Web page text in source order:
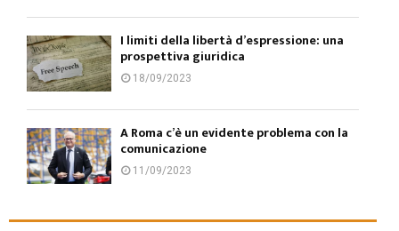
I limiti della libertà d’espressione: una
prospettiva giuridica
18/09/2023
A Roma c’è un evidente problema con la
comunicazione
11/09/2023